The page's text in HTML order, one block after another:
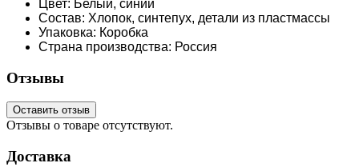
Цвет: Белый, синий
Состав: Хлопок, синтепух, детали из пластмассы
Упаковка: Коробка
Страна производства: Россия
Отзывы
Оставить отзыв
Отзывы о товаре отсутствуют.
Доставка